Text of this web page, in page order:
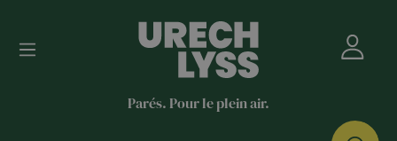
Parés. Pour le plein air.